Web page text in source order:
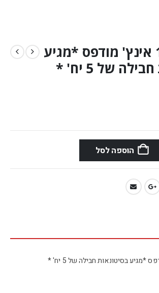
מיילרים 18 אינץ' מודפס *מגיע
של 5 יח' *
הוספה לסל